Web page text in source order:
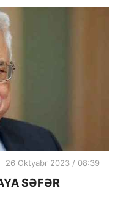
26 Oktyabr 2023 / 08:39
SƏFƏR